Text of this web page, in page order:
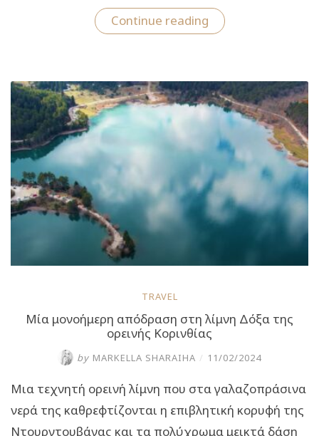
Continue reading“Αρκαδία:
Η
μοιάζει
με
φίδι”
TRAVEL
Μία μονοήμερη απόδραση στη λίμνη Δόξα της
ορεινής Κορινθίας
by MARKELLA SHARAIHA / 11/02/2024
Μια τεχνητή ορεινή λίμνη που στα γαλαζοπράσινα
νερά της καθρεφτίζονται η επιβλητική κορυφή της
Ντουρντουβάνας και τα πολύχρωμα μεικτά δάση